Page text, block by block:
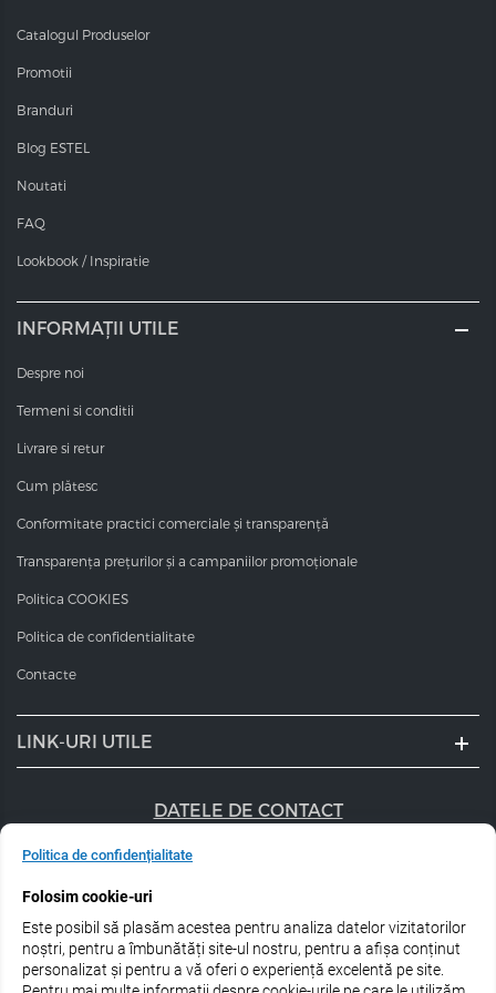
Catalogul Produselor
Promotii
Branduri
Blog ESTEL
Noutati
FAQ
Lookbook / Inspiratie
INFORMAȚII UTILE
Despre noi
Termeni si conditii
Livrare si retur
Cum plătesc
Conformitate practici comerciale și transparență
Transparența prețurilor și a campaniilor promoționale
Politica COOKIES
Politica de confidentialitate
Contacte
LINK-URI UTILE
DATELE DE CONTACT
+40 747 056 359
Urmărește-ne pe rețele de socializare:
Politica de confidențialitate
Folosim cookie-uri
Este posibil să plasăm acestea pentru analiza datelor vizitatorilor
noștri, pentru a îmbunătăți site-ul nostru, pentru a afișa conținut
personalizat și pentru a vă oferi o experiență excelentă pe site.